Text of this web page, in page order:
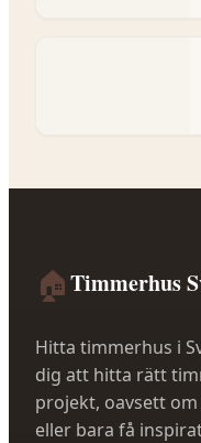
🏠Timmerhus
Hitta timmerhus i
dig att hitta rätt
projekt, oavsett
eller bara få